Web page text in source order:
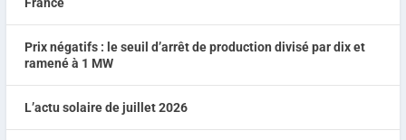
Prix négatifs : le seuil d’arrêt de production divisé par dix et
ramené à 1 MW
L’actu solaire de juillet 2026